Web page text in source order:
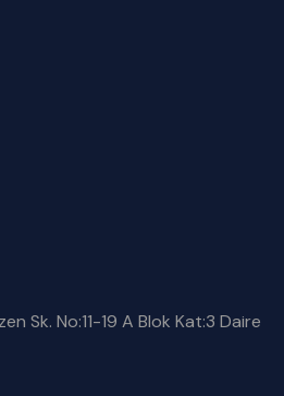
Sk. No:11-19 A Blok Kat:3 Daire